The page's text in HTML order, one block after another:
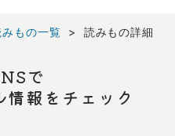
もの一覧 読みもの詳細
で
報をチェック